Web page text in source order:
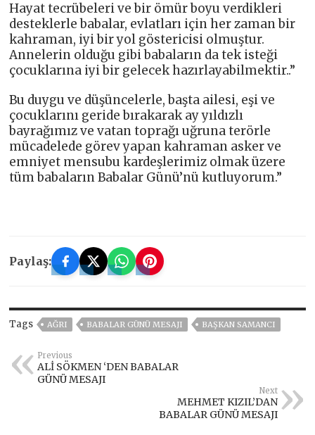
Hayat tecrübeleri ve bir ömür boyu verdikleri
desteklerle babalar, evlatları için her zaman bir
kahraman, iyi bir yol göstericisi olmuştur.
Annelerin olduğu gibi babaların da tek isteği
çocuklarına iyi bir gelecek hazırlayabilmektir..”
Bu duygu ve düşüncelerle, başta ailesi, eşi ve
çocuklarını geride bırakarak ay yıldızlı
bayrağımız ve vatan toprağı uğruna terörle
mücadelede görev yapan kahraman asker ve
emniyet mensubu kardeşlerimiz olmak üzere
tüm babaların Babalar Günü’nü kutluyorum.”
Paylaş:
Tags AĞRI BABALAR GÜNÜ MESAJI BAŞKAN SAMANCI
Previous
ALİ SÖKMEN ‘DEN BABALAR
GÜNÜ MESAJI
Next
MEHMET KIZIL’DAN
BABALAR GÜNÜ MESAJI